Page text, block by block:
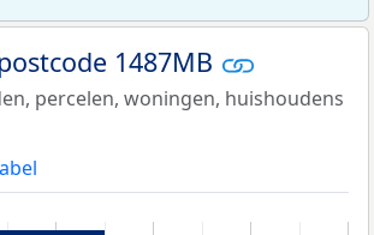
1487MB
percelen, woningen, huishoudens